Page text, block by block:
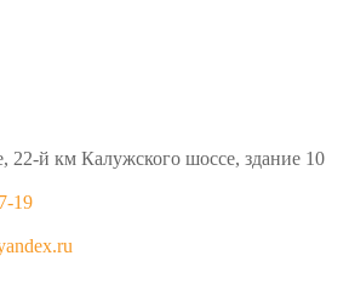
22-й км Калужского шоссе, здание 10
19